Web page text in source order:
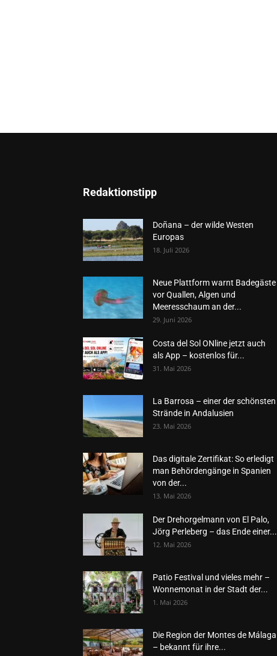
Redaktionstipp
Doñana – der wilde Westen
Europas
18. Juli 2026
Neue Plattform warnt Badegäste
vor Quallen, Algen und
Meeresschaum an der...
29. Juni 2026
Costa del Sol ONline jetzt auch
als App – kostenlos für...
31. Mai 2026
La Barrosa – einer der schönsten
Strände in Andalusien
23. Mai 2026
Das digitale Zertifikat: So erledigt
man Behördengänge in Spanien
von der...
13. Mai 2026
Der Drehorgelmann von El Palo,
Jörg Perleberg – das Ende einer...
12. Mai 2026
Patio Festival und vieles mehr –
Wonnemonat in der Stadt der...
1. Mai 2026
Die Region der Montes de Málaga
– bekannt für ihre...